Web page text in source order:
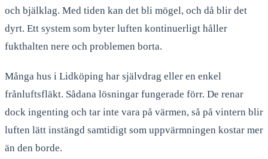
och bjälklag. Med tiden kan det bli mögel, och då blir det
dyrt. Ett system som byter luften kontinuerligt håller
fukthalten nere och problemen borta.
Många hus i Lidköping har självdrag eller en enkel
frånluftsfläkt. Sådana lösningar fungerade förr. De renar
dock ingenting och tar inte vara på värmen, så på vintern blir
luften lätt instängd samtidigt som uppvärmningen kostar mer
än den borde.